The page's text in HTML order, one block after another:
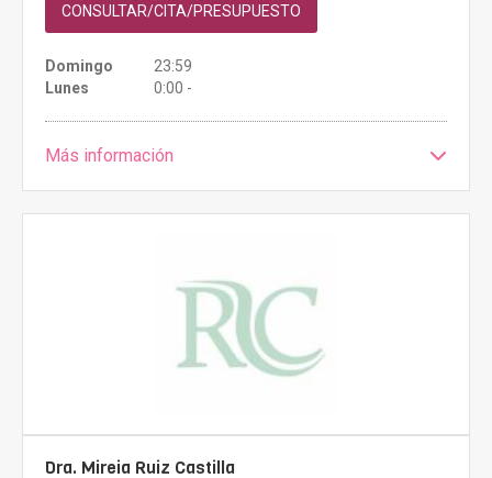
CONSULTAR/CITA/PRESUPUESTO
Domingo
23:59
Lunes
0:00 -
Más información
Dra. Mireia Ruiz Castilla